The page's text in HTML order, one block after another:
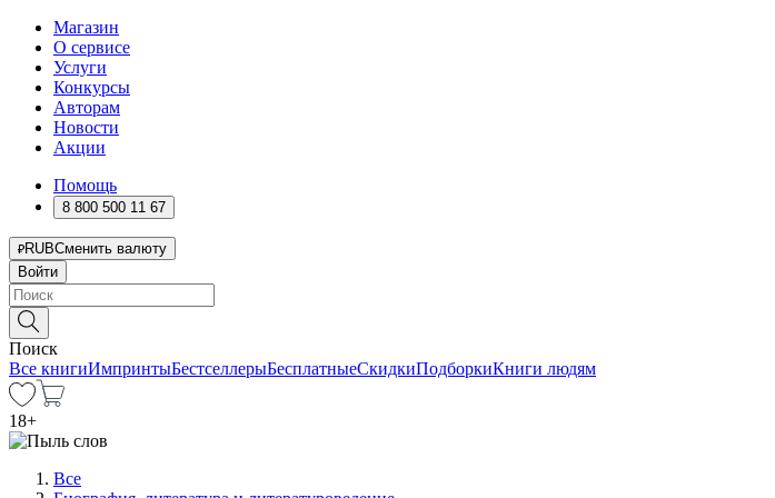
Магазин
О сервисе
Услуги
Конкурсы
Авторам
Новости
Акции
Помощь
8 800 500 11 67
RUBСменить валюту
Войти
Поиск
Все книгиИмпринтыБестселлерыБесплатныеСкидкиПодборкиКниги людям
18+
Все